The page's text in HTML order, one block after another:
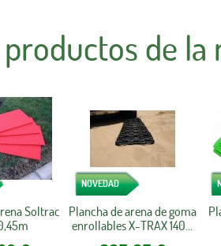
de
Soltrac
NOVEDAD
Plancha de arena de goma
enrollables X-TRAX 140...